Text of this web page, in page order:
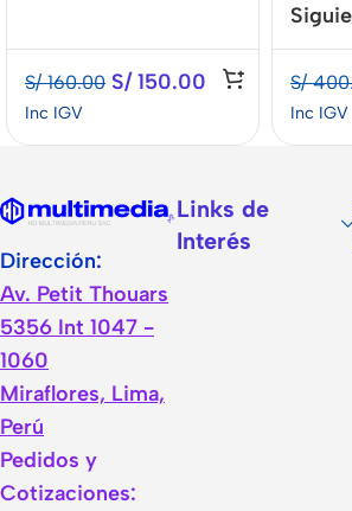
S/160.00 S/150.00
Inc IGV
S/
Inc IGV
Dirección:
Av. Petit Thouars
5356 Int 1047 -
1060
Miraflores, Lima,
Perú
Pedidos y
Cotizaciones:
Links de
Interés